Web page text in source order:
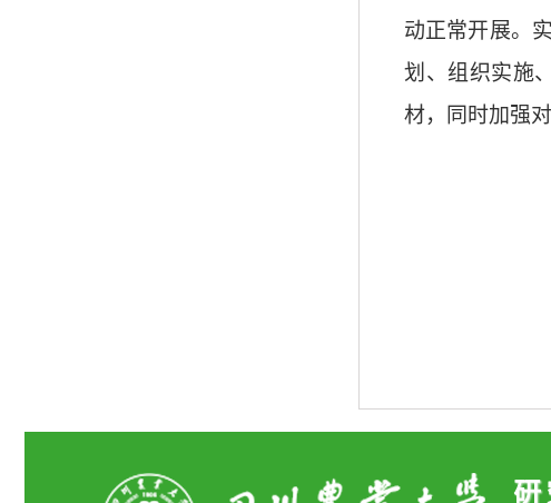
动正常开展。
划、组织实施
材，同时加强